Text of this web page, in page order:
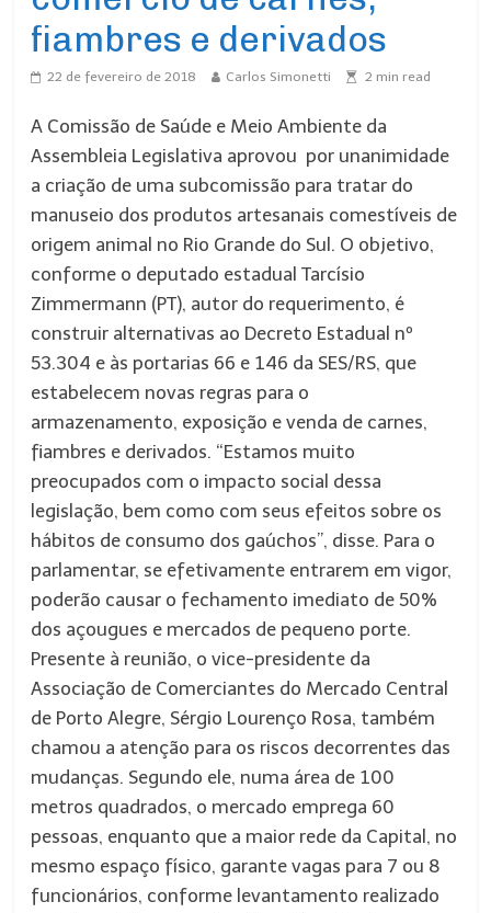
fiambres e derivados
22 de fevereiro de 2018 Carlos Simonetti 2 min read
A Comissão de Saúde e Meio Ambiente da
Assembleia Legislativa aprovou por unanimidade
a criação de uma subcomissão para tratar do
manuseio dos produtos artesanais comestíveis de
origem animal no Rio Grande do Sul. O objetivo,
conforme o deputado estadual Tarcísio
Zimmermann (PT), autor do requerimento, é
construir alternativas ao Decreto Estadual nº
53.304 e às portarias 66 e 146 da SES/RS, que
estabelecem novas regras para o
armazenamento, exposição e venda de carnes,
fiambres e derivados. “Estamos muito
preocupados com o impacto social dessa
legislação, bem como com seus efeitos sobre os
hábitos de consumo dos gaúchos”, disse. Para o
parlamentar, se efetivamente entrarem em vigor,
poderão causar o fechamento imediato de 50%
dos açougues e mercados de pequeno porte.
Presente à reunião, o vice-presidente da
Associação de Comerciantes do Mercado Central
de Porto Alegre, Sérgio Lourenço Rosa, também
chamou a atenção para os riscos decorrentes das
mudanças. Segundo ele, numa área de 100
metros quadrados, o mercado emprega 60
pessoas, enquanto que a maior rede da Capital, no
mesmo espaço físico, garante vagas para 7 ou 8
funcionários, conforme levantamento realizado